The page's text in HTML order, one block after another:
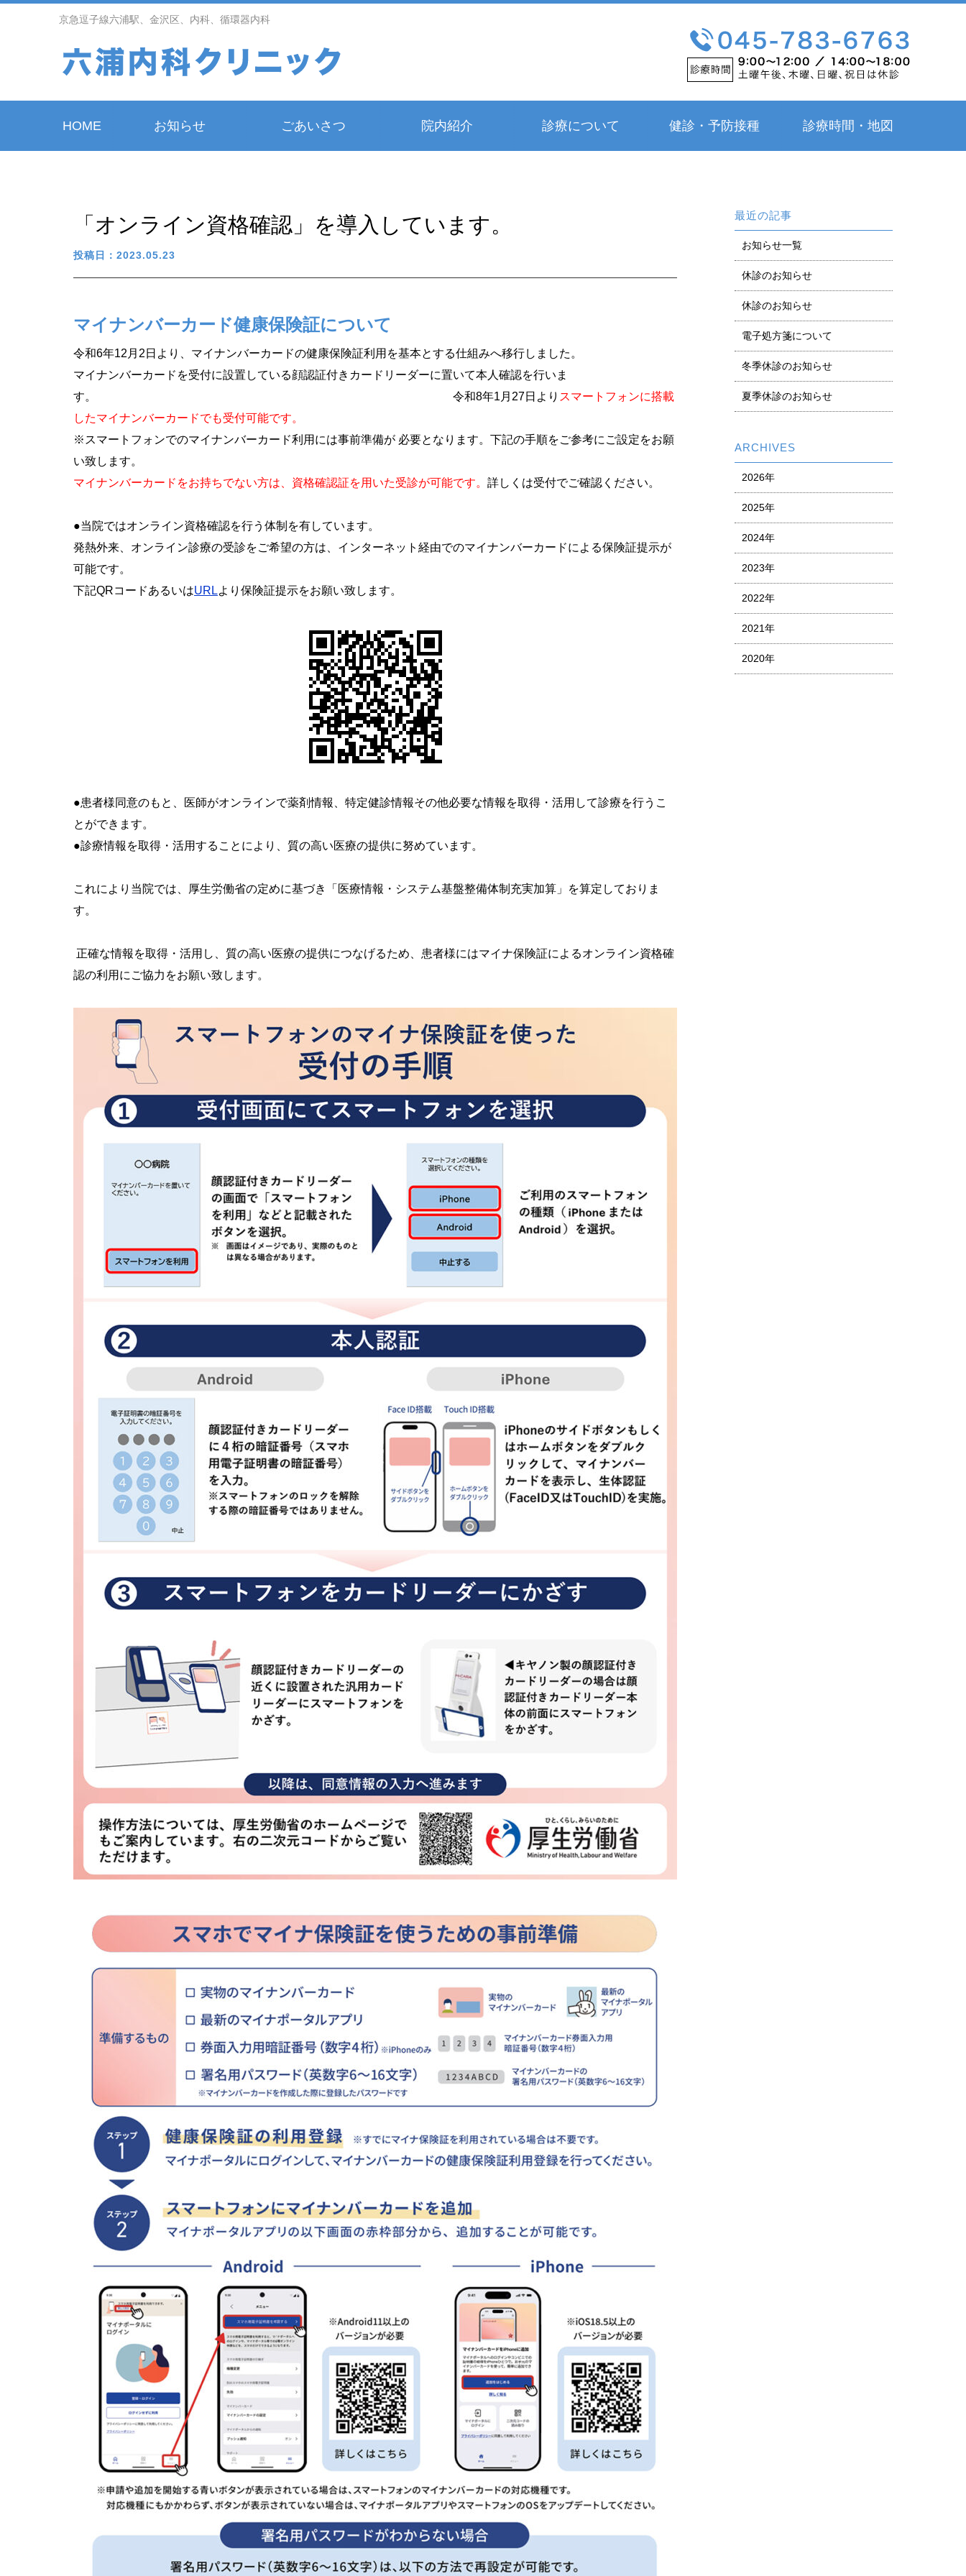
京急逗子線六浦駅、金沢区、内科、循環器内科
HOME お知らせ ごあいさつ 院内紹介 診療について 健診・予防接種 診療時間・地図
「オンライン資格確認」を導入しています。
投稿日：2023.05.23
マイナンバーカード健康保険証について
令和6年12月2日より、マイナンバーカードの健康保険証利用を基本とする仕組みへ移行しました。
マイナンバーカードを受付に設置している顔認証付きカードリーダーに置いて本人確認を行いま
す。 令和8年1月27日より スマートフォンに搭載
したマイナンバーカードでも受付可能です。
※スマートフォンでのマイナンバーカード利用には事前準備が 必要となります。下記の手順をご参考にご設定をお願
い致します。
マイナンバーカードをお持ちでない方は、資格確認証を用いた受診が可能です。 詳しくは受付でご確認ください。
●当院ではオンライン資格確認を行う体制を有しています。
発熱外来、オンライン診療の受診をご希望の方は、インターネット経由でのマイナンバーカードによる保険証提示が
可能です。
下記QRコードあるいはURLより保険証提示をお願い致します。
●患者様同意のもと、医師がオンラインで薬剤情報、特定健診情報その他必要な情報を取得・活用して診療を行うこ
とができます。
●診療情報を取得・活用することにより、質の高い医療の提供に努めています。
これにより当院では、厚生労働省の定めに基づき「医療情報・システム基盤整備体制充実加算」を算定しておりま
す。
正確な情報を取得・活用し、質の高い医療の提供につなげるため、患者様にはマイナ保険証によるオンライン資格確
認の利用にご協力をお願い致します。
最近の記事
お知らせ一覧
休診のお知らせ
休診のお知らせ
電子処方箋について
冬季休診のお知らせ
夏季休診のお知らせ
ARCHIVES
2026年
2025年
2024年
2023年
2022年
2021年
2020年